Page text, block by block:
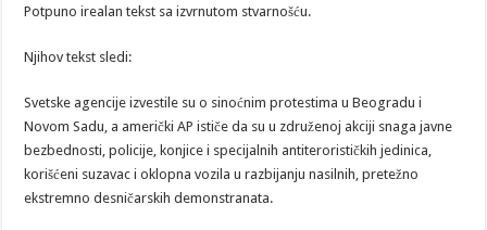
Potpuno irealan tekst sa izvrnutom stvarnošću.
Njihov tekst sledi:
Svetske agencije izvestile su o sinoćnim protestima u Beogradu i
Novom Sadu, a američki AP ističe da su u združenoj akciji snaga javne
bezbednosti, policije, konjice i specijalnih antiterorističkih jedinica,
korišćeni suzavac i oklopna vozila u razbijanju nasilnih, pretežno
ekstremno desničarskih demonstranata.